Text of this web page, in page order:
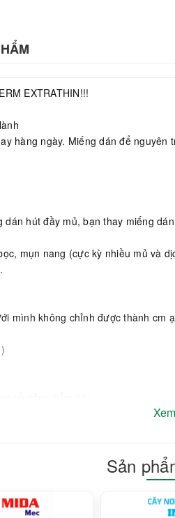
EXTRATHIN!!!
hàng ngày. Miếng dán để
hút đầy mủ, bạn thay miếng
mụn nang (cực kỳ nhiều mủ và
mình không chỉnh được thành cm
nặn, sau vài tiếng là miếng dán
sống sót sau 10 ngày kiêng
dán 20-25 cái mụn, 1 miếng dán
chỉ định với mụn ẩn. "
Sản